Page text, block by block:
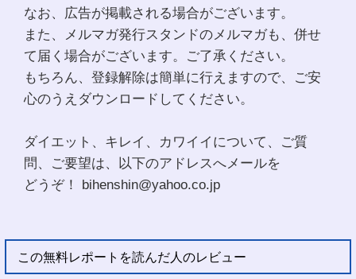
なお、広告が掲載される場合がございます。
また、メルマガ発行スタンドのメルマガも、併せ
て届く場合がございます。ご了承ください。
もちろん、登録解除は簡単に行えますので、ご安
心のうえダウンロードしてください。
ダイエット、キレイ、カワイイについて、ご質
問、ご要望は、以下のアドレスへメールを
どうぞ！ bihenshin@yahoo.co.jp
この無料レポートを読んだ人のレビュー